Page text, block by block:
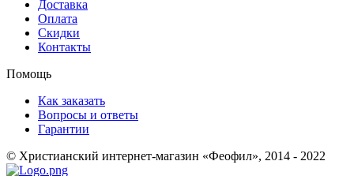
Доставка
Оплата
Скидки
Контакты
Помощь
Как заказать
Вопросы и ответы
Гарантии
© Христианский интернет-магазин «Феофил», 2014 - 2022